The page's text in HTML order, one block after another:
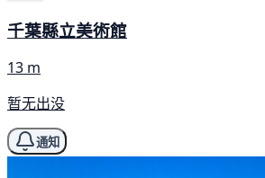
千葉縣立美術館
13 m
暂无出没
通知